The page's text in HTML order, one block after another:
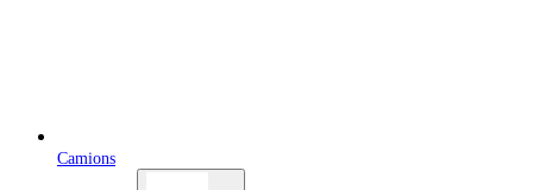
Camions